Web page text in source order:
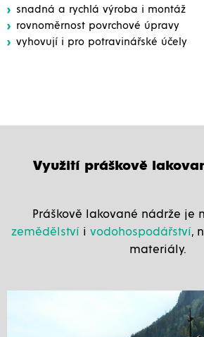
snadná a rychlá výroba i montáž
rovnoměrnost povrchové úpravy
vyhovují i pro potravinářské účely
Využití práškově
Práškově lakované nádrže je
zemědělství i vodohospodářství,
materiály.